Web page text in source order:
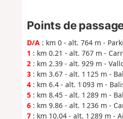
Points de
D/A: km 0 - alt. 764 m -
1 : km 0.21 - alt. 767 m -
2: km 2.39 - alt. 929 m -
3: km 3.67 - alt. 1 125 m -
4: km 6.4 - alt. 1 093 m -
5: km 8.45 - alt. 1 289 m -
6: km 9.86 - alt. 1 236 m -
7: km 10.04 - alt. 1 289 m -